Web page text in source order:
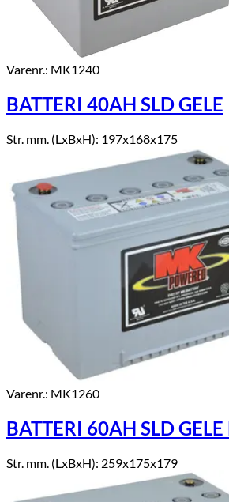
Varenr.: MK1240
BATTERI 40AH SLD GELE
Str. mm. (LxBxH): 197x168x175
Varenr.: MK1260
BATTERI 60AH SLD
Str. mm. (LxBxH): 259x175x179